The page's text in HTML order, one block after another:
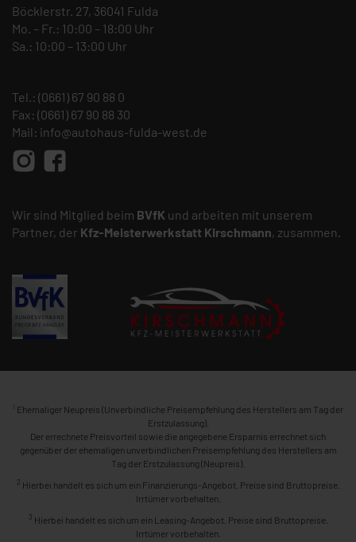
Böcklerstr. 27, 36041 Fulda
Mo. – Fr.: 10:00 – 18:00 Uhr
Sa.: 10:00 – 13:00 Uhr
Tel.: (0661) 67 90 88 0
Fax: (0661) 67 90 88 30
Mail: info@autohaus-fulda-west.de
Wir sind Mitglied beim BVfK und arbeiten mit unserem
Partner, der Kfz-Meisterwerkstatt Kirschmann, zusammen.
1 Ehemaliger Neupreis (Unverbindliche Preisempfehlung des Herstellers am Tag der
Erstzulassung).
Der errechnete Preisvorteil sowie die angegebene Ersparnis errechnet sich
gegenüber der ehemaligen unverbindlichen Preisempfehlung des Herstellers am
Tag der Erstzulassung (Neupreis).
2 Hierbei handelt es sich um ein Finanzierungs-Angebot. Preise sind Bruttopreise.
Irrtümer vorbehalten.
3 Hierbei handelt es sich um ein Leasing-Angebot. Preise sind Bruttopreise.
Irrtümer vorbehalten.